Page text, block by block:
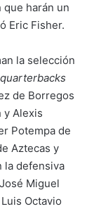
harán un
Eric Fisher.
la selección
quarterbacks
de Borregos
y Alexis
Potempa de
Aztecas y
la defensiva
Miguel
Octavio